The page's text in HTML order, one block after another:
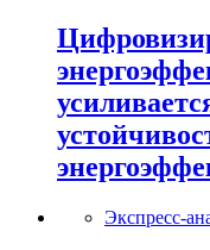
Экспресс-